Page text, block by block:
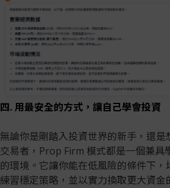
四. 用最安全的方式，讓自己學會投資
無論你是剛踏入投資世界的新手，還是
交易者，Prop Firm 模式都是一個兼具
的環境。它讓你能在低風險的條件下，
練習穩定策略，並以實力換取更大資金